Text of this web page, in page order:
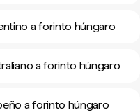
a forinto húngaro
a forinto húngaro
a forinto húngaro